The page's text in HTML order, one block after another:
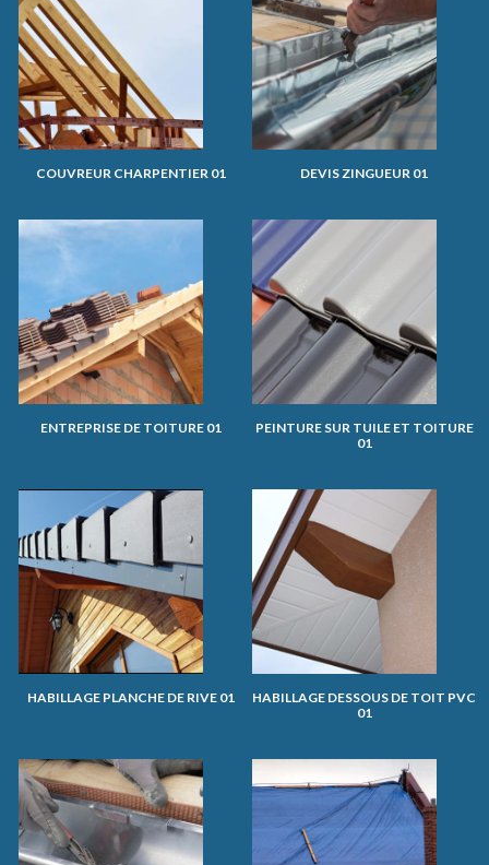
COUVREUR CHARPENTIER 01 DEVIS ZINGUEUR 01
ENTREPRISE DE TOITURE 01
PEINTURE SUR TUILE ET TOITURE
01
HABILLAGE PLANCHE DE RIVE 01
HABILLAGE DESSOUS DE TOIT PVC
01